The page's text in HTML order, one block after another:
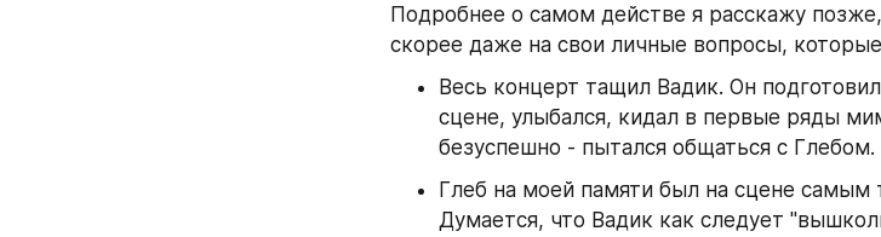
Подробнее о самом действе я расскажу
скорее даже на свои личные вопросы,
Весь концерт тащил Вадик. Он
сцене, улыбался, кидал в первые ряды
безуспешно - пытался общаться с Глебом.
Глеб на моей памяти был на сцене самым
Думается, что Вадик как следует